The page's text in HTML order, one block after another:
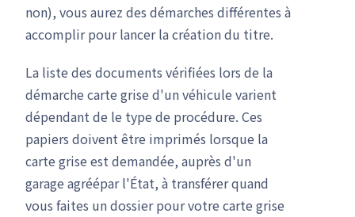
non), vous aurez des démarches différentes à
accomplir pour lancer la création du titre.
La liste des documents vérifiées lors de la
démarche carte grise d'un véhicule varient
dépendant de le type de procédure. Ces
papiers doivent être imprimés lorsque la
carte grise est demandée, auprès d'un
garage agréépar l'État, à transférer quand
vous faites un dossier pour votre carte grise